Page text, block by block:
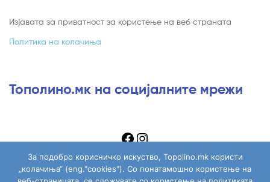
Изјавата за приватност за користење на веб страната
Политика на колачиња
Тополино.мк на социјалните мрежи
За подобро корисничко искуство, Topolino.mk користи
„колачиња“ (eng."cookies"). Со понатамошно користење на